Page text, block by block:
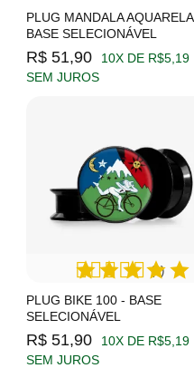
PLUG MANDALA AQUARELA
BASE SELECIONÁVEL
R$ 51,90
10X DE R$5,19
SEM JUROS
PLUG BIKE 100 - BASE
SELECIONÁVEL
(1)
R$ 51,90
10X DE R$5,19
SEM JUROS